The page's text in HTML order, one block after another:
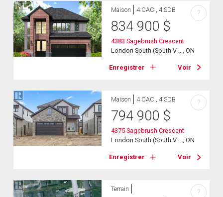
Maison 4 CAC , 4 SDB
834 900 $
4383 Sagebrush Crescent
London South (South V ..., ON
Enregistrer Voir
?
Maison 4 CAC , 4 SDB
794 900 $
4375 Sagebrush Crescent
London South (South V ..., ON
Enregistrer Voir
?
Terrain ?